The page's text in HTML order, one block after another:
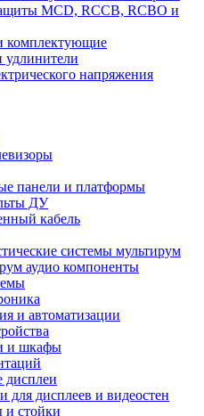
MCD, RCCB, RCBO и
комплектующие
удлинители
напряжения
панели и платформы
ДУ
кабель
системы мультирум
аудио компоненты
и автоматизации
и шкафы
дисплеи
для дисплеев и видеостен
стойки